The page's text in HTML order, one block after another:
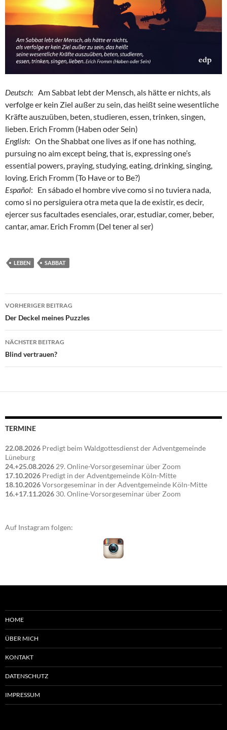
Deutsch: Am Sabbat lebt der Mensch, als hätte er nichts, als
verfolge er kein Ziel außer zu sein, das heißt seine wesentliche
Kräfte auszuüben, beten, studieren, essen, trinken, singen,
lieben. Erich Fromm (Haben oder Sein)
English: On the Shabbat one lives as if one has nothing,
pursuing no aim except being, that is, expressing one’s
essential powers, praying, studying, eating, drinking, singing,
loving. Erich Fromm (To Have or to Be?)
Español: En sábado el hombre vive como si no tuviera nada,
como si no persiguiera otra meta que la de existir, es decir,
ejercer sus facultades esenciales, orar, estudiar, comer, beber,
cantar, amar. Erich Fromm (Del tener al ser)
LEBEN SABBAT
Beitragsnavigation
VORHERIGER BEITRAG
Der Deckel meines Puzzles
NÄCHSTER BEITRAG
Blind vertrauen?
TERMINE
22.08.2026 Predigt beim Waldgottesdienst der Adventgemeinde
Lüneburg
24.+25.08.202629. Online-Vorsorgeseminar über Zoom
17.10.2026 Predigt in der Adventgemeinde Köln-Mitte
18.10.2026Vorsorgeseminar in der Adventgemeinde Köln-Mitte
16.+17.11.2026 30. Online-Vorsorgeseminar über Zoom
Auf Instagram folgen:
HOME
ÜBER MICH
KONTAKT
DATENSCHUTZ
IMPRESSUM